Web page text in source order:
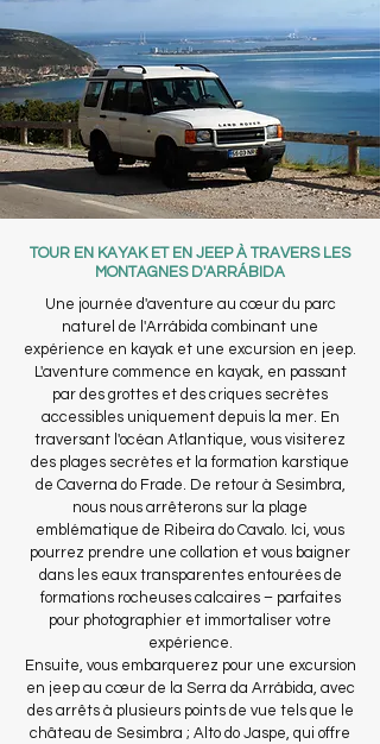
TOUR EN KAYAK ET EN JEEP À TRAVERS LES
MONTAGNES D'ARRÁBIDA
Une journée d'aventure au cœur du parc
naturel de l'Arrábida combinant une
expérience en kayak et une excursion en jeep.
L'aventure commence en kayak, en passant
par des grottes et des criques secrètes
accessibles uniquement depuis la mer. En
traversant l'océan Atlantique, vous visiterez
des plages secrètes et la formation karstique
de Caverna do Frade. De retour à Sesimbra,
nous nous arrêterons sur la plage
emblématique de Ribeira do Cavalo. Ici, vous
pourrez prendre une collation et vous baigner
dans les eaux transparentes entourées de
formations rocheuses calcaires – parfaites
pour photographier et immortaliser votre
expérience.
Ensuite, vous embarquerez pour une excursion
en jeep au cœur de la Serra da Arrábida, avec
des arrêts à plusieurs points de vue tels que le
château de Sesimbra ; Alto do Jaspe, qui offre